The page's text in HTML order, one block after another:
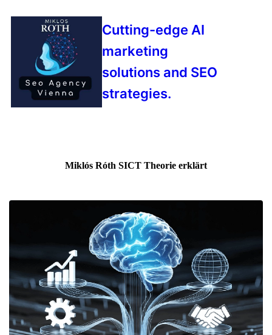
Cutting-edge AI
marketing
solutions and SEO
strategies.
Miklós Róth SICT Theorie erklärt